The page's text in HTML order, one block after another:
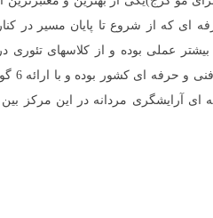
ای که از شروع تا پایان مسیر در
بیشتر عملی بوده و از کلاسهای
آرایشگری مردانه در این مرکز بین